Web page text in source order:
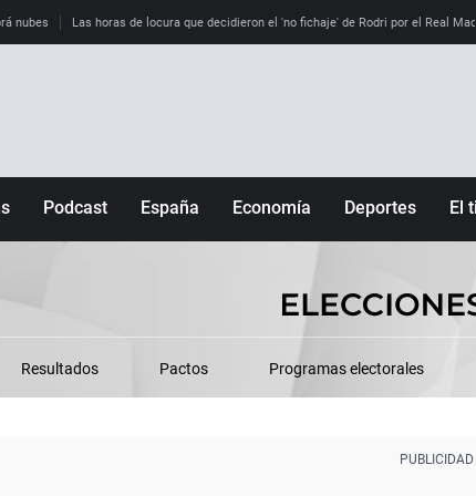
nubes Las horas de locura que decidieron el 'no fichaje' de Rodri por el Real
Podcast España Economía Deportes
Tenis
El
Resultados Pactos Programas electorales